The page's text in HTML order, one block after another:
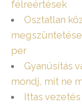
félreértések
Osztatlan
per
Gyanúsítás
mondj, mit ne
Ittas